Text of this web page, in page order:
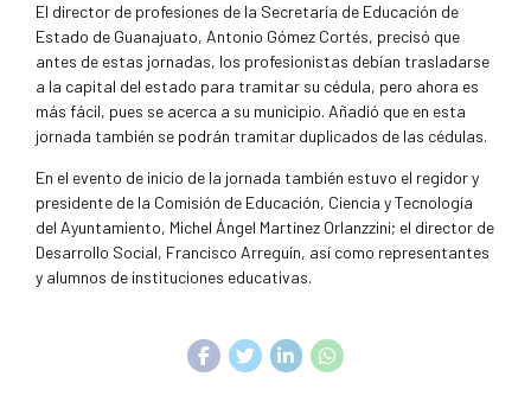
El director de profesiones de la Secretaría de Educación de
Estado de Guanajuato, Antonio Gómez Cortés, precisó que
antes de estas jornadas, los profesionistas debían trasladarse
a la capital del estado para tramitar su cédula, pero ahora es
más fácil, pues se acerca a su municipio. Añadió que en esta
jornada también se podrán tramitar duplicados de las cédulas.
En el evento de inicio de la jornada también estuvo el regidor y
presidente de la Comisión de Educación, Ciencia y Tecnología
del Ayuntamiento, Michel Ángel Martínez Orlanzzini; el director de
Desarrollo Social, Francisco Arreguín, así como representantes
y alumnos de instituciones educativas.